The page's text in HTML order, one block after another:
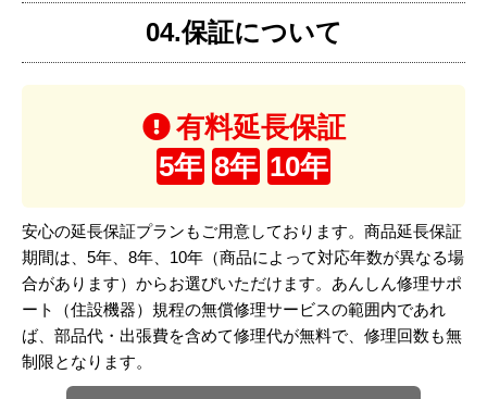
04.保証について
有料延長保証
5年 8年 10年
安心の延長保証プランもご用意しております。商品延長保証
期間は、5年、8年、10年（商品によって対応年数が異なる場
合があります）からお選びいただけます。あんしん修理サポ
ート（住設機器）規程の無償修理サービスの範囲内であれ
ば、部品代・出張費を含めて修理代が無料で、修理回数も無
制限となります。